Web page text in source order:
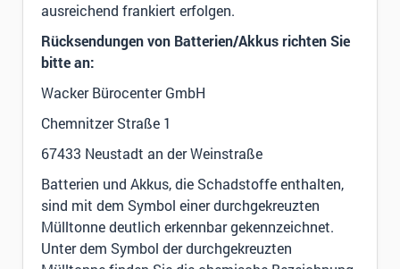
ausreichend frankiert erfolgen.
Rücksendungen von Batterien/Akkus richten Sie
bitte an:
Wacker Bürocenter GmbH
Chemnitzer Straße 1
67433 Neustadt an der Weinstraße
Batterien und Akkus, die Schadstoffe enthalten,
sind mit dem Symbol einer durchgekreuzten
Mülltonne deutlich erkennbar gekennzeichnet.
Unter dem Symbol der durchgekreuzten